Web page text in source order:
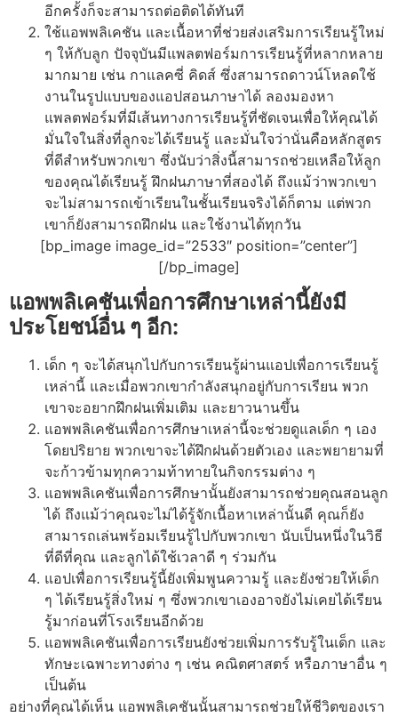
อีกครั้งก็จะสามารถต่อติดได้ทันที
ใช้แอพพลิเคชัน และเนื้อหาที่ช่วยส่งเสริมการเรียนรู้ใหม่
ๆ ให้กับลูก ปัจจุบันมีแพลตฟอร์มการเรียนรู้ที่หลากหลาย
มากมาย เช่น กาแลคซี่ คิดส์ ซึ่งสามารถดาวน์โหลดใช้
งานในรูปแบบของแอปสอนภาษาได้ ลองมองหา
แพลตฟอร์มที่มีเส้นทางการเรียนรู้ที่ชัดเจนเพื่อให้คุณได้
มั่นใจในสิ่งที่ลูกจะได้เรียนรู้ และมั่นใจว่านั่นคือหลักสูตร
ที่ดีสำหรับพวกเขา ซึ่งนับว่าสิ่งนี้สามารถช่วยเหลือให้ลูก
ของคุณได้เรียนรู้ ฝึกฝนภาษาที่สองได้ ถึงแม้ว่าพวกเขา
จะไม่สามารถเข้าเรียนในชั้นเรียนจริงได้ก็ตาม แต่พวก
เขาก็ยังสามารถฝึกฝน และใช้งานได้ทุกวัน
[bp_image image_id=”2533″ position=”center”]
[/bp_image]
แอพพลิเคชันเพื่อการศึกษาเหล่านี้ยังมี
ประโยชน์อื่น ๆ อีก:
เด็ก ๆ จะได้สนุกไปกับการเรียนรู้ผ่านแอปเพื่อการเรียนรู้
เหล่านี้ และเมื่อพวกเขากำลังสนุกอยู่กับการเรียน พวก
เขาจะอยากฝึกฝนเพิ่มเติม และยาวนานขึ้น
แอพพลิเคชันเพื่อการศึกษาเหล่านี้จะช่วยดูแลเด็ก ๆ เอง
โดยปริยาย พวกเขาจะได้ฝึกฝนด้วยตัวเอง และพยายามที่
จะก้าวข้ามทุกความท้าทายในกิจกรรมต่าง ๆ
แอพพลิเคชันเพื่อการศึกษานั้นยังสามารถช่วยคุณสอนลูก
ได้ ถึงแม้ว่าคุณจะไม่ได้รู้จักเนื้อหาเหล่านั้นดี คุณก็ยัง
สามารถเล่นพร้อมเรียนรู้ไปกับพวกเขา นับเป็นหนึ่งในวิธี
ที่ดีที่คุณ และลูกได้ใช้เวลาดี ๆ ร่วมกัน
แอปเพื่อการเรียนรู้นี้ยังเพิ่มพูนความรู้ และยังช่วยให้เด็ก
ๆ ได้เรียนรู้สิ่งใหม่ ๆ ซึ่งพวกเขาเองอาจยังไม่เคยได้เรียน
รู้มาก่อนที่โรงเรียนอีกด้วย
แอพพลิเคชันเพื่อการเรียนยังช่วยเพิ่มการรับรู้ในเด็ก และ
ทักษะเฉพาะทางต่าง ๆ เช่น คณิตศาสตร์ หรือภาษาอื่น ๆ
เป็นต้น
อย่างที่คุณได้เห็น แอพพลิเคชันนั้นสามารถช่วยให้ชีวิตของเรา